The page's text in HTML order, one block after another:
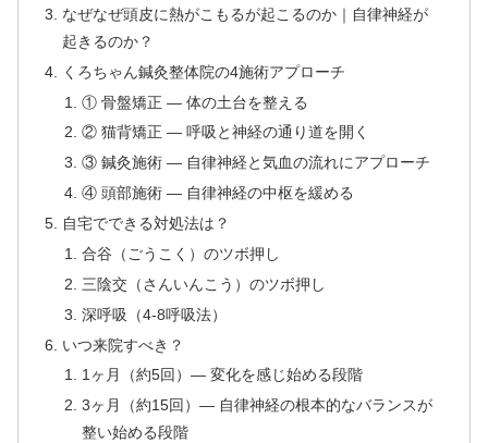
なぜなぜ頭皮に熱がこもるが起こるのか｜自律神経が
起きるのか？
くろちゃん鍼灸整体院の4施術アプローチ
① 骨盤矯正 — 体の土台を整える
② 猫背矯正 — 呼吸と神経の通り道を開く
③ 鍼灸施術 — 自律神経と気血の流れにアプローチ
④ 頭部施術 — 自律神経の中枢を緩める
自宅でできる対処法は？
合谷（ごうこく）のツボ押し
三陰交（さんいんこう）のツボ押し
深呼吸（4-8呼吸法）
いつ来院すべき？
1ヶ月（約5回）— 変化を感じ始める段階
3ヶ月（約15回）— 自律神経の根本的なバランスが
整い始める段階